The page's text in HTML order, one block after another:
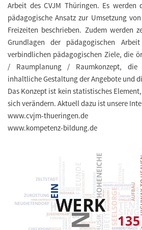
Arbeit des CVJM Thüringen. Es
pädagogische Ansatz zur Umsetzung
Freizeiten beschrieben. Zudem werden
Grundlagen der pädagogischen
verbindlichen pädagogischen Ziele, die
/ Raumplanung / Raumkonzept, die
inhaltliche Gestaltung der Angebote und
Das Konzept ist kein statistisches
sich verändern. Aktuell dazu ist unsere
www.cvjm-thueringen.de
www.kompetenz-bildung.de